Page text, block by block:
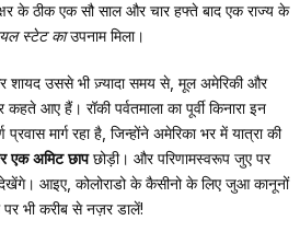
के ठीक एक सौ साल और चार हफ्ते बाद एक राज्य के
स्टेट काउपनाम मिला।
शायद उससे भी ज़्यादा समय से, मूल अमेरिकी और
आए हैं। रॉकी पर्वतमाला का पूर्वी किनारा इन
मार्ग रहा है, जिन्होंने अमेरिका भर में यात्रा की
एक अमिट छापछोड़ी। और परिणामस्वरूप जुए पर
आइए, कोलोराडो के कैसीनो के लिए जुआ कानूनों
पर भी करीब से नज़र डालें!